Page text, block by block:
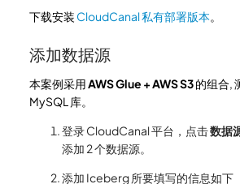
下载安装 CloudCanal 私有部署版本。
添加数据源
本案例采用AWS Glue + AWS S3的组合,
MySQL 库。
登录 CloudCanal 平台，点击数据
添加 2 个数据源。
添加 Iceberg 所要填写的信息如下